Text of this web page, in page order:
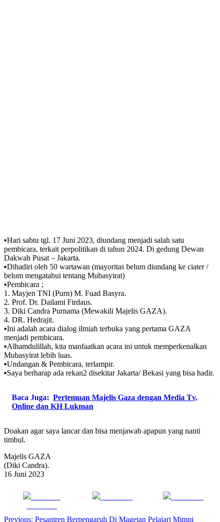
▪️Hari sabtu tgl. 17 Juni 2023, diundang menjadi salah satu
pembicara, terkait perpolitikan di tahun 2024. Di gedung Dewan
Dakwah Pusat – Jakarta.
▪️Dihadiri oleh 50 wartawan (mayoritas belum diundang ke ciater /
belum mengatahui tentang Mubasyirat)
▪️Pembicara ;
1. Mayjen TNI (Purn) M. Fuad Basyra.
2. Prof. Dr. Dailami Firdaus.
3. Diki Candra Purnama (Mewakili Majelis GAZA).
4. DR. Hedrajit.
▪️Ini adalah acara dialog ilmiah terbuka yang pertama GAZA
menjadi pembicara.
▪️Alhamdulillah, kita manfaatkan acara ini untuk memperkenalkan
Mubasyirat lebih luas.
▪️Undangan & Pembicara, terlampir.
▪️Saya berharap ada rekan2 disekitar Jakarta/ Bekasi yang bisa hadir.
Baca Juga: Pertemuan Majelis Gaza dengan Media Tv,
Online dan KH Lukman
Doakan agar saya lancar dan bisa menjawab apapun yang nanti
timbul.
Majelis GAZA
(Diki Candra).
16 Juni 2023
Previous: Pesantren Berpengaruh Di Magetan Pelajari Mimpi